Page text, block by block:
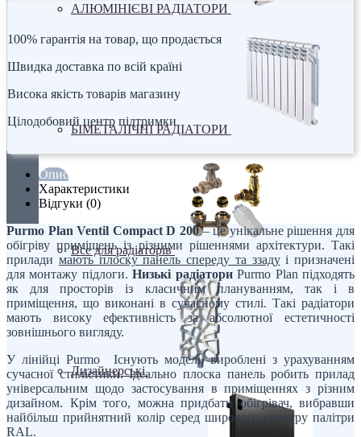
АЛЮМІНІЄВІ РАДІАТОРИ
БІМЕТАЛІЧНІ РАДІАТОРИ
Все для радіаторів
Дизайнерські
100% гарантія на товар, що продається
Швидка доставка по всій країні
Висока якість товарів магазину
Цілодобовий центр підтримки
Опис
Характеристики
Відгуки (0)
Purmo Plan Ventil Compact D 200– це унікальне рішення для
обігріву приміщень із різними рішеннями архітектури. Такі
прилади мають плоску панель спереду та ззадуі призначені
для монтажу підлоги.Низькі радіаториPurmo Plan підходять
як для просторів із класичним плануванням, так і в
приміщення, що виконані в сучасному стилі. Такі радіатори
мають високу ефективність за абсолютної естетичності
зовнішнього вигляду.
У лінійці Purmo Існують моделі, вироблені з урахуванням
сучасної стилістики. Ідеально плоска панель робить прилад
універсальним щодо застосування в приміщеннях з різним
дизайном. Крім того, можна придбати обігрівач, вибравши
найбільш прийнятний колір серед широкого спектру палітри
RAL.